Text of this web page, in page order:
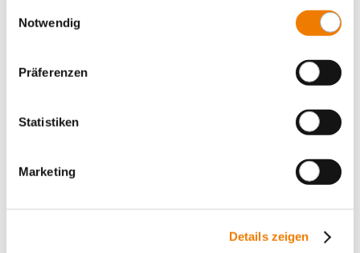
Notwendig
Präferenzen
Statistiken
Marketing
Details zeigen
System 60Classic, 5-pole
Centre feed unit
Panel, switching devices
Value Added Services